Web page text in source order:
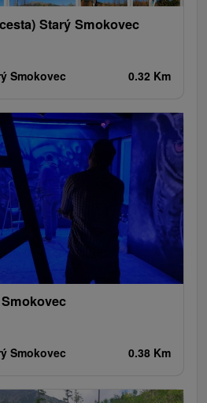
Starý Smokovec
Smokovec 0.32 Km
Smokovec 0.38 Km